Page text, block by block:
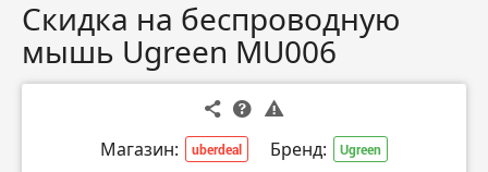
Скидка на беспроводную
мышь Ugreen MU006
Магазин: uberdeal Бренд: Ugreen